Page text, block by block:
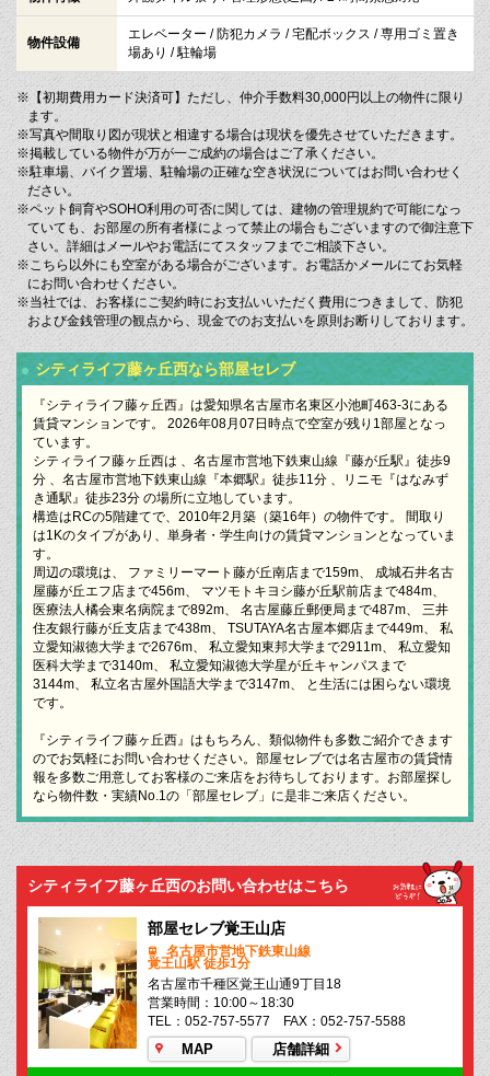
物件設備
エレベーター / 防犯カメラ / 宅配ボックス / 専用ゴミ置き
場あり / 駐輪場
※【初期費用カード決済可】ただし、仲介手数料30,000円以上の物件に限り
ます。
※写真や間取り図が現状と相違する場合は現状を優先させていただきます。
※掲載している物件が万が一ご成約の場合はご了承ください。
※駐車場、バイク置場、駐輪場の正確な空き状況についてはお問い合わせく
ださい。
※ペット飼育やSOHO利用の可否に関しては、建物の管理規約で可能になっ
ていても、お部屋の所有者様によって禁止の場合もございますので御注意下
さい。詳細はメールやお電話にてスタッフまでご相談下さい。
※こちら以外にも空室がある場合がございます。お電話かメールにてお気軽
にお問い合わせください。
※当社では、お客様にご契約時にお支払いいただく費用につきまして、防犯
および金銭管理の観点から、現金でのお支払いを原則お断りしております。
シティライフ藤ヶ丘西なら部屋セレブ
『シティライフ藤ヶ丘西』は愛知県名古屋市名東区小池町463-3にある
賃貸マンションです。 2026年08月07日時点で空室が残り1部屋となっ
ています。
シティライフ藤ヶ丘西は 、名古屋市営地下鉄東山線『藤が丘駅』徒歩9
分 、名古屋市営地下鉄東山線『本郷駅』徒歩11分 、リニモ『はなみず
き通駅』徒歩23分 の場所に立地しています。
構造はRCの5階建てで、2010年2月築（築16年）の物件です。 間取り
は1Kのタイプがあり、単身者・学生向けの賃貸マンションとなっていま
す。
周辺の環境は、 ファミリーマート藤が丘南店まで159m、 成城石井名古
屋藤が丘エフ店まで456m、 マツモトキヨシ藤が丘駅前店まで484m、
医療法人橘会東名病院まで892m、 名古屋藤丘郵便局まで487m、 三井
住友銀行藤が丘支店まで438m、 TSUTAYA名古屋本郷店まで449m、 私
立愛知淑徳大学まで2676m、 私立愛知東邦大学まで2911m、 私立愛知
医科大学まで3140m、 私立愛知淑徳大学星が丘キャンパスまで
3144m、 私立名古屋外国語大学まで3147m、 と生活には困らない環境
です。
『シティライフ藤ヶ丘西』はもちろん、類似物件も多数ご紹介できます
のでお気軽にお問い合わせください。部屋セレブでは名古屋市の賃貸情
報を多数ご用意してお客様のご来店をお待ちしております。お部屋探し
なら物件数・実績No.1の「部屋セレブ」に是非ご来店ください。
シティライフ藤ヶ丘西のお問い合わせはこちら
部屋セレブ覚王山店
名古屋市営地下鉄東山線
覚王山駅 徒歩1分
名古屋市千種区覚王山通9丁目18
営業時間：10:00～18:30
TEL：052-757-5577 FAX：052-757-5588
MAP 店舗詳細